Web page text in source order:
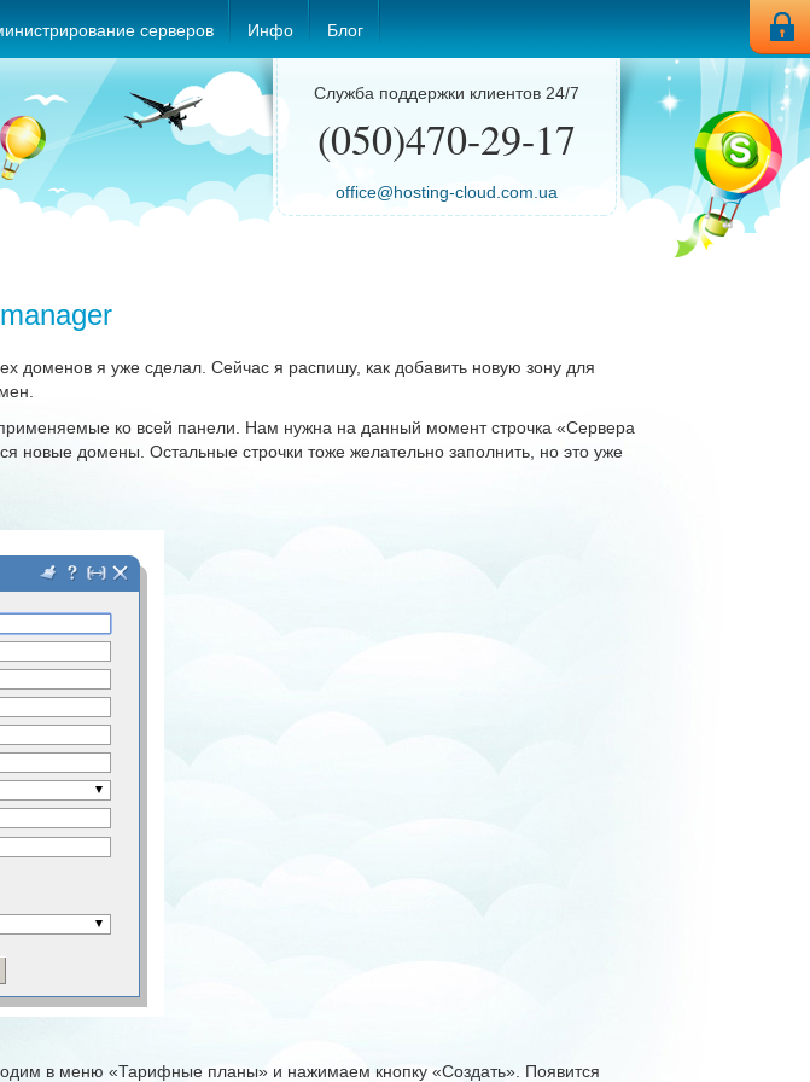
серверов Инфо Блог
Служба поддержки клиентов 24/7
(050)470-29-17
office@hosting-cloud.com.ua
доменов я уже сделал. Сейчас я распишу, как добавить новую зону для
ко всей панели. Нам нужна на данный момент строчка «Сервера
новые домены. Остальные строчки тоже желательно заполнить, но это уже
в меню «Тарифные планы» и нажимаем кнопку «Создать». Появится